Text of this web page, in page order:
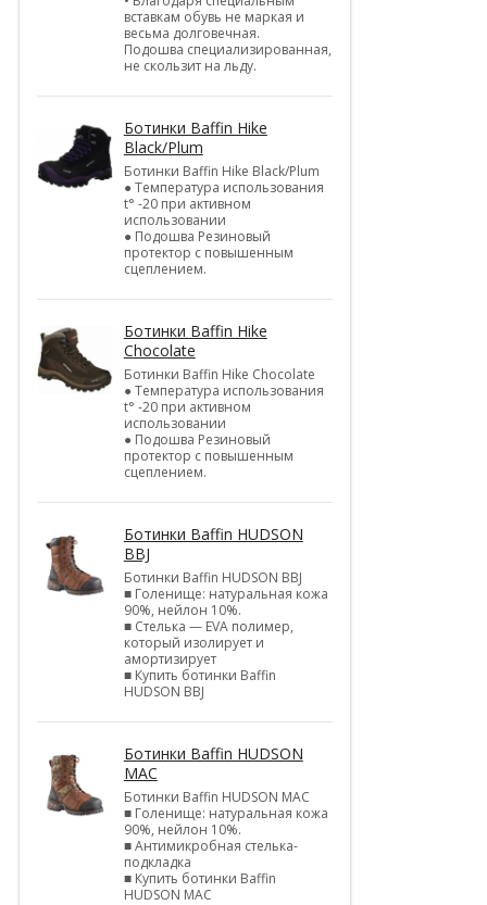
вставкам обувь не маркая и
весьма долговечная.
Подошва специализированная,
не скользит на льду.
Ботинки Baffin Hike
Black/Plum
Ботинки Baffin Hike Black/Plum
● Температура использования
t° -20 при активном
использовании
● Подошва Резиновый
протектор с повышенным
сцеплением.
Ботинки Baffin Hike
Chocolate
Ботинки Baffin Hike Chocolate
● Температура использования
t° -20 при активном
использовании
● Подошва Резиновый
протектор с повышенным
сцеплением.
Ботинки Baffin HUDSON
BBJ
Ботинки Baffin HUDSON BBJ
■ Голенище: натуральная кожа
90%, нейлон 10%.
■ Стелька — EVA полимер,
который изолирует и
амортизирует
■ Купить ботинки Baffin
HUDSON BBJ
Ботинки Baffin HUDSON
MAC
Ботинки Baffin HUDSON MAC
■ Голенище: натуральная кожа
90%, нейлон 10%.
■ Антимикробная стелька-
подкладка
■ Купить ботинки Baffin
HUDSON MAC